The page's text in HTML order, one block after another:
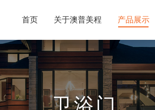
首页 关于澳普美程 产品展示
卫浴门